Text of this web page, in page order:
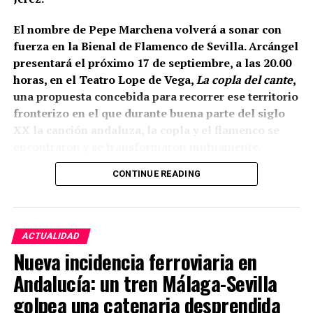
documentada a una cota de 133,48 metros sobre el
nivel del mar.
Está arqueológicamente demostrado que, al menos
en el recinto de la Alcazaba, la construcción
El nombre de Pepe Marchena volverá a sonar con
fuerza en la Bienal de Flamenco de Sevilla. Arcángel
presentará el próximo 17 de septiembre, a las 20.00
horas, en el Teatro Lope de Vega,La copla del cante,
una propuesta concebida para recorrer ese territorio
fronterizo en el que durante buena parte del siglo
XX la canción andaluza, la copla y el flamenco se
La propia organización ha definido el espectáculo
entre flamenco y copla, pero existe un dato
especialmente relevante para Marchena: el
repertorio está inspirado expresamente en
Marchena, Caracol, Pepe Pinto, Canalejas y La
Paquera de Jerez. Es decir, Pepe Marchena no
aparece aquí como una relación interpretativa
CONTINUE READING
ACTUALIDAD
Nueva incidencia ferroviaria en
Andalucía: un tren Málaga-Sevilla
golpea una catenaria desprendida